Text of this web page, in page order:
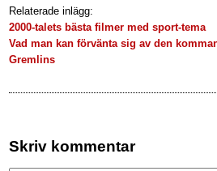
Relaterade inlägg:
2000-talets bästa filmer med sport-tema
Vad man kan förvänta sig av den
Gremlins
Skriv kommentar